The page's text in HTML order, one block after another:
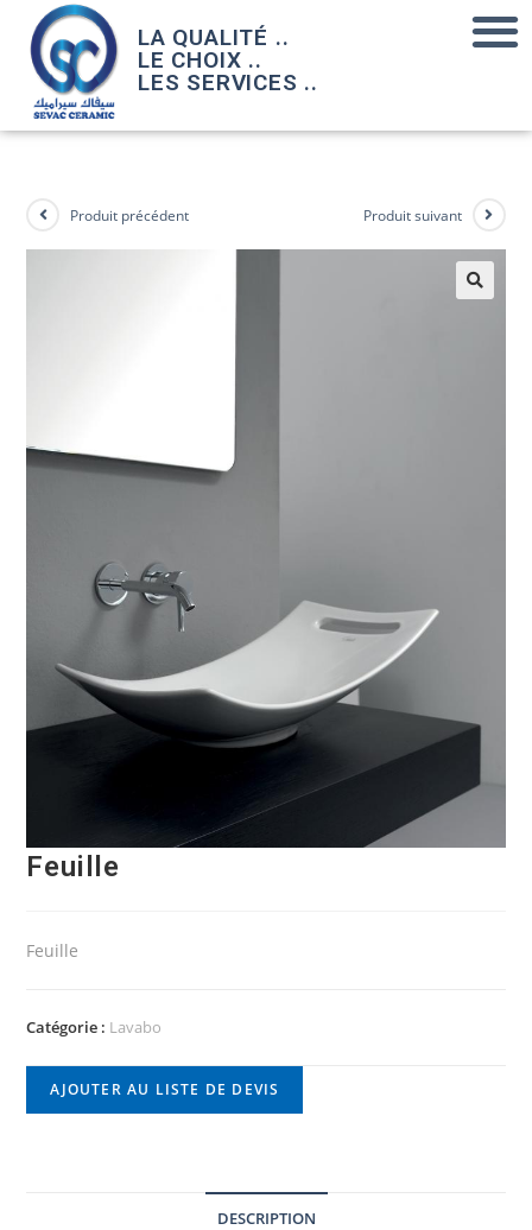
LA QUALITÉ ..
LE CHOIX ..
LES SERVICES ..
Produit précédent Produit suivant
Feuille
Feuille
Catégorie : Lavabo
AJOUTER AU LISTE DE DEVIS
DESCRIPTION